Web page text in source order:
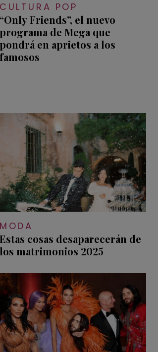
CULTURA POP
“Only Friends”, el nuevo
programa de Mega que
pondrá en aprietos a los
famosos
MODA
Estas cosas desaparecerán de
los matrimonios 2025